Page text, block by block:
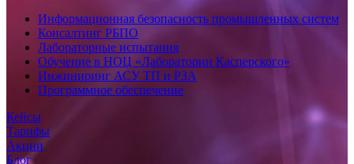
Информационная безопасность промышленных систем
Консалтинг РБПО
Лабораторные испытания
Обучение в НОЦ «Лаборатории Касперского»
Инжиниринг АСУ ТП и РЗА
Программное обеспечение
Кейсы
Тарифы
Акции
Блог